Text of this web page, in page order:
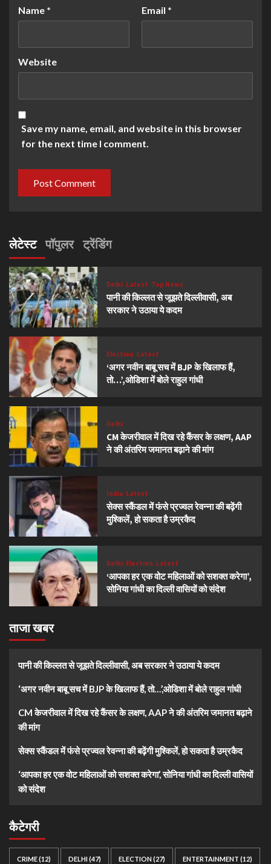
Name * Email *
Website
Save my name, email, and website in this browser
for the next time I comment.
लेटेस्ट पॉपुलर ट्रेंडिंग
Delhi Latest Top News
पानी की किल्लत से जूझते दिल्लीवासी, अब
सरकार ने उठाया ये कदम
Election Latest
‘अगर नवीन बाबू सच में BJP के खिलाफ हैं,
तो…’,ओडिशा में बोले राहुल गांधी
Delhi
CM केजरीवाल में दिख रहे कैंसर के लक्षण, AAP
ने की अंतरिम जमानत बढ़ाने की मांग
India Latest
सेक्स स्कैंडल में फंसे प्रज्वल रेवन्ना की बढ़ेंगी
मुश्किलें, हो सकता है उम्रकैद
Delhi Election Latest
‘आपका हर एक वोट महिलाओं को सशक्त करेगा’,
सोनिया गांधी का दिल्ली वासियों को संदेश
ताजा खबर
पानी की किल्लत से जूझते दिल्लीवासी, अब सरकार ने उठाया ये कदम
‘अगर नवीन बाबू सच में BJP के खिलाफ हैं, तो…’,ओडिशा में बोले राहुल गांधी
CM केजरीवाल में दिख रहे कैंसर के लक्षण, AAP ने की अंतरिम जमानत बढ़ाने
की मांग
सेक्स स्कैंडल में फंसे प्रज्वल रेवन्ना की बढ़ेंगी मुश्किलें, हो सकता है उम्रकैद
‘आपका हर एक वोट महिलाओं को सशक्त करेगा’, सोनिया गांधी का दिल्ली वासियों
को संदेश
कैटेगरी
CRIME(12) DELHI(47) ELECTION(27) ENTERTAINMENT (12)